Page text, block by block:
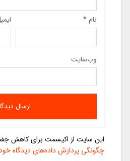
نام*
وب‌سایت
این سایت از اکیسمت برای کاهش
چگونگی پردازش داده‌های دیدگاه خود